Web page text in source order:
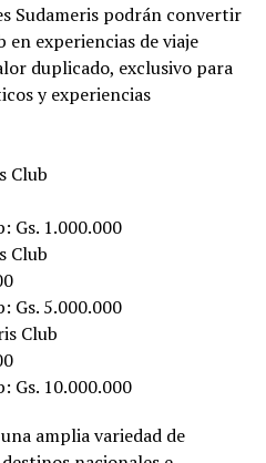
Sudameris podrán convertir
en experiencias de viaje
duplicado, exclusivo para
y experiencias
Club
Gs. 1.000.000
Club
Gs. 5.000.000
Club
Gs. 10.000.000
amplia variedad de